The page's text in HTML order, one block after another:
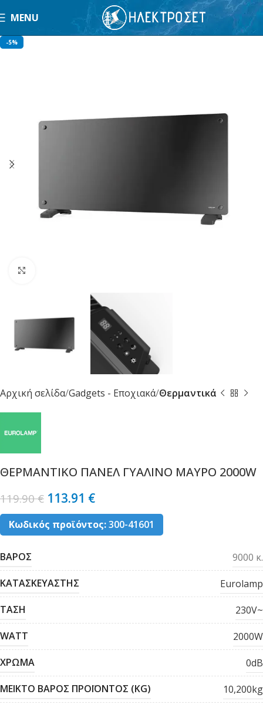
MENU
-5%
Αρχική σελίδα Gadgets - Εποχιακά Θερμαντικά
ΘΕΡΜΑΝΤΙΚΟ ΠΑΝΕΛ ΓΥΑΛΙΝΟ ΜΑΥΡΟ 2000W
119.90€ 113.91 €
Κωδικός προϊόντος:300-41601
ΒΑΡΟΣ 9000 κ.
ΚΑΤΑΣΚΕΥΑΣΤΗΣ Eurolamp
ΤΑΣΗ 230V~
WATT 2000W
ΧΡΩΜΑ 0dB
ΜΕΙΚΤΟ ΒΑΡΟΣ ΠΡΟΪΟΝΤΟΣ (KG) 10,200kg